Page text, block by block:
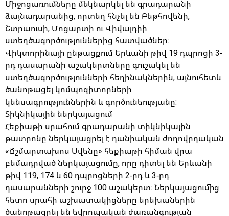
Միջոցառումները մեկնարկել են գրադարանի
ձայնադարանից, որտեղ հնչել են Բեթհովենի,
Շտրաուսի, Մոցարտի ու Վիվալդիի
ստեղծագործություններից հատվածներ:
Վիկտորինայի ընթացքում Երևանի թիվ 19 դպրոցի 3-
րդ դասարանի աշակերտները գուշակել են
ստեղծագործությունների հեղինակներին, այնուհետև
ծանոթացել կոմպոզիտորների
կենսագրություններին և գործունեությանը:
Տիկնիկային ներկայացում
Հեքիաթի սրահում գրադարանի տիկնիկային
թատրոնը ներկայացրել է դանիական ժողովրդական
«Ճշմարտախոս Սվենը» հեքիաթի հիման վրա
բեմադրված ներկայացումը, որը դիտել են Երևանի
թիվ 119, 174 և 60 դպրոցների 2-րդ և 3-րդ
դասարանների շուրջ 100 աշակերտ: Ներկայացումից
հետո սրահի աշխատակիցները երեխաներին
ծանոթացրել են եվրոպական ժառանգության